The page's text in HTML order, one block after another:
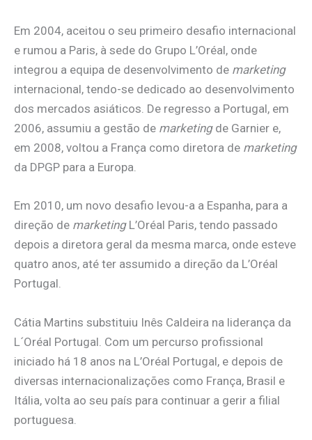
Em 2004, aceitou o seu primeiro desafio internacional
e rumou a Paris, à sede do Grupo L’Oréal, onde
integrou a equipa de desenvolvimento de marketing
internacional, tendo-se dedicado ao desenvolvimento
dos mercados asiáticos. De regresso a Portugal, em
2006, assumiu a gestão de marketingde Garnier e,
em 2008, voltou a França como diretora de marketing
da DPGP para a Europa.
Em 2010, um novo desafio levou-a a Espanha, para a
direção de marketingL’Oréal Paris, tendo passado
depois a diretora geral da mesma marca, onde esteve
quatro anos, até ter assumido a direção da L’Oréal
Portugal.
Cátia Martins substituiu Inês Caldeira na liderança da
L´Oréal Portugal. Com um percurso profissional
iniciado há 18 anos na L’Oréal Portugal, e depois de
diversas internacionalizações como França, Brasil e
Itália, volta ao seu país para continuar a gerir a filial
portuguesa.